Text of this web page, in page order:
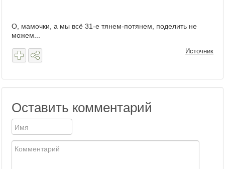
О, мамочки, а мы всё 31-е тянем-потянем, поделить не
можем...
Источник
Оставить комментарий